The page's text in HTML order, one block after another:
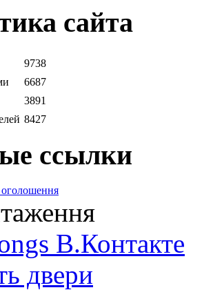
сайта
9738
6687
3891
8427
ссылки
оголошення
В.Контакте
двери